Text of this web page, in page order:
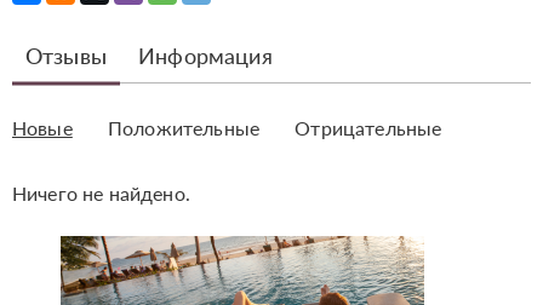
Отзывы Информация
Новые Положительные Отрицательные
Ничего не найдено.